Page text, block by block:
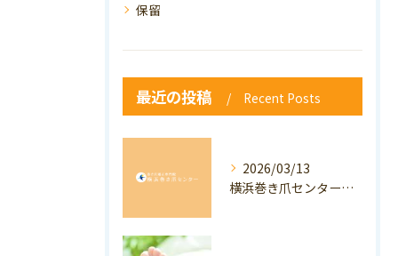
保留
最近の投稿 Recent Posts
2026/03/13
横浜巻き爪センター：専門家が答える「巻き爪・陥入爪」Q&A